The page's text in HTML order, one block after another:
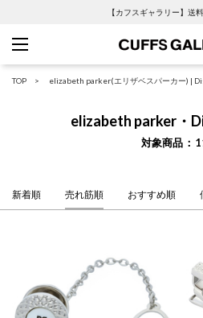
【カフスギャラリー】送
TOP elizabeth parker(エリザベスパーカー) |
elizabeth parker・
対象商品
新着順 売れ筋順 おすすめ順